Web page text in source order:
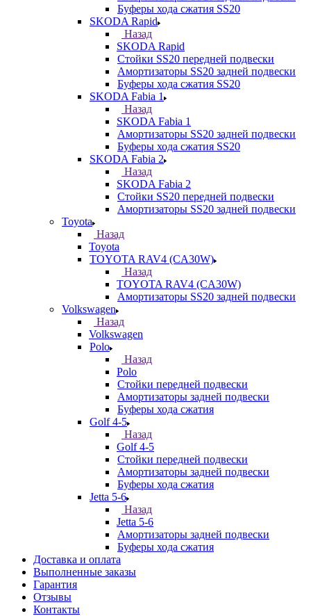
Буферы хода сжатия SS20
SKODA Rapid
Назад
SKODA Rapid
Стойки SS20 передней подвески
Амортизаторы SS20 задней подвески
Буферы хода сжатия SS20
SKODA Fabia 1
Назад
SKODA Fabia 1
Амортизаторы SS20 задней подвески
Буферы хода сжатия SS20
SKODA Fabia 2
Назад
SKODA Fabia 2
Стойки SS20 передней подвески
Амортизаторы SS20 задней подвески
Toyota
Назад
Toyota
TOYOTA RAV4 (CA30W)
Назад
TOYOTA RAV4 (CA30W)
Амортизаторы SS20 задней подвески
Volkswagen
Назад
Volkswagen
Polo
Назад
Polo
Стойки передней подвески
Амортизаторы задней подвески
Буферы хода сжатия
Golf 4-5
Назад
Golf 4-5
Стойки передней подвески
Амортизаторы задней подвески
Буферы хода сжатия
Jetta 5-6
Назад
Jetta 5-6
Амортизаторы задней подвески
Буферы хода сжатия
Доставка и оплата
Выполненные заказы
Гарантия
Отзывы
Контакты